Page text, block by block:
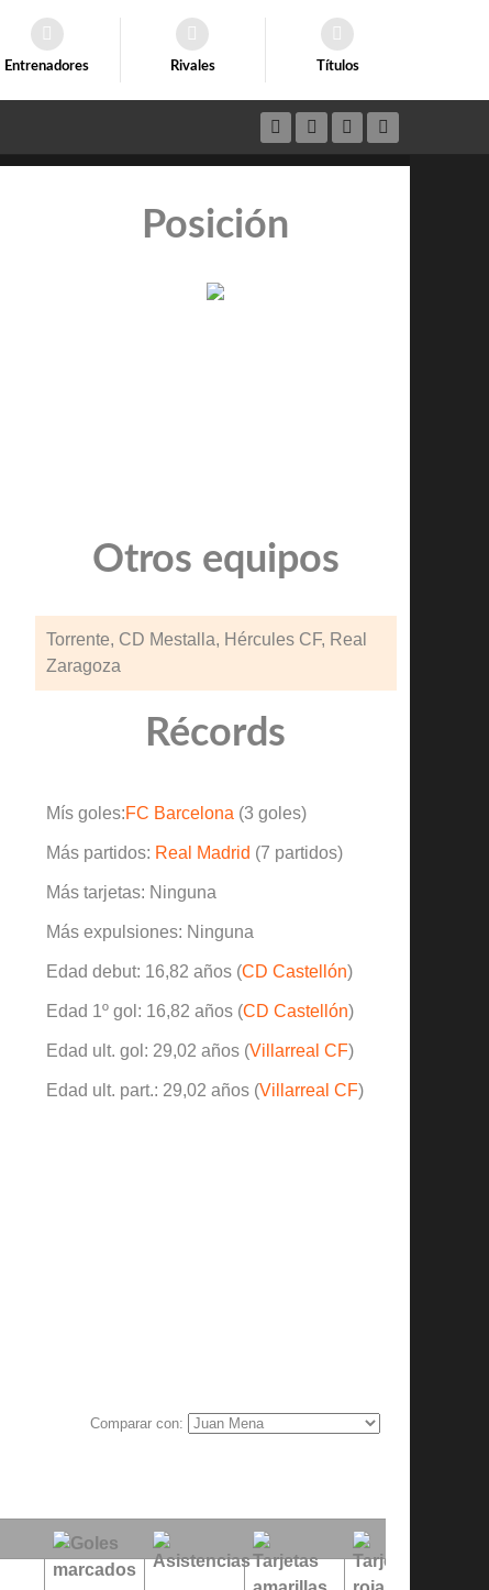
Entrenadores Rivales Títulos
Posición
Otros equipos
Torrente, CD Mestalla, Hércules CF, Real
Zaragoza
Récords
Mís goles:FC Barcelona (3 goles)
Más partidos: Real Madrid (7 partidos)
Más tarjetas: Ninguna
Más expulsiones: Ninguna
Edad debut: 16,82 años (CD Castellón)
Edad 1º gol: 16,82 años (CD Castellón)
Edad ult. gol: 29,02 años (Villarreal CF)
Edad ult. part.: 29,02 años (Villarreal CF)
Comparar con: